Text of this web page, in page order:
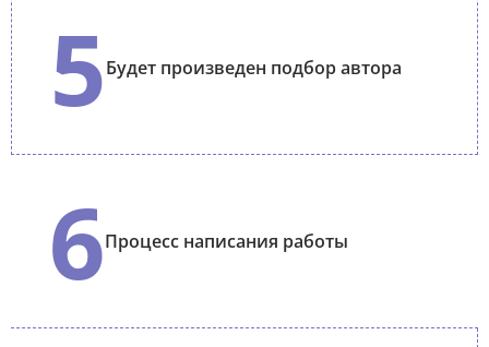
5Будет произведен подбор автора
6Процесс написания работы